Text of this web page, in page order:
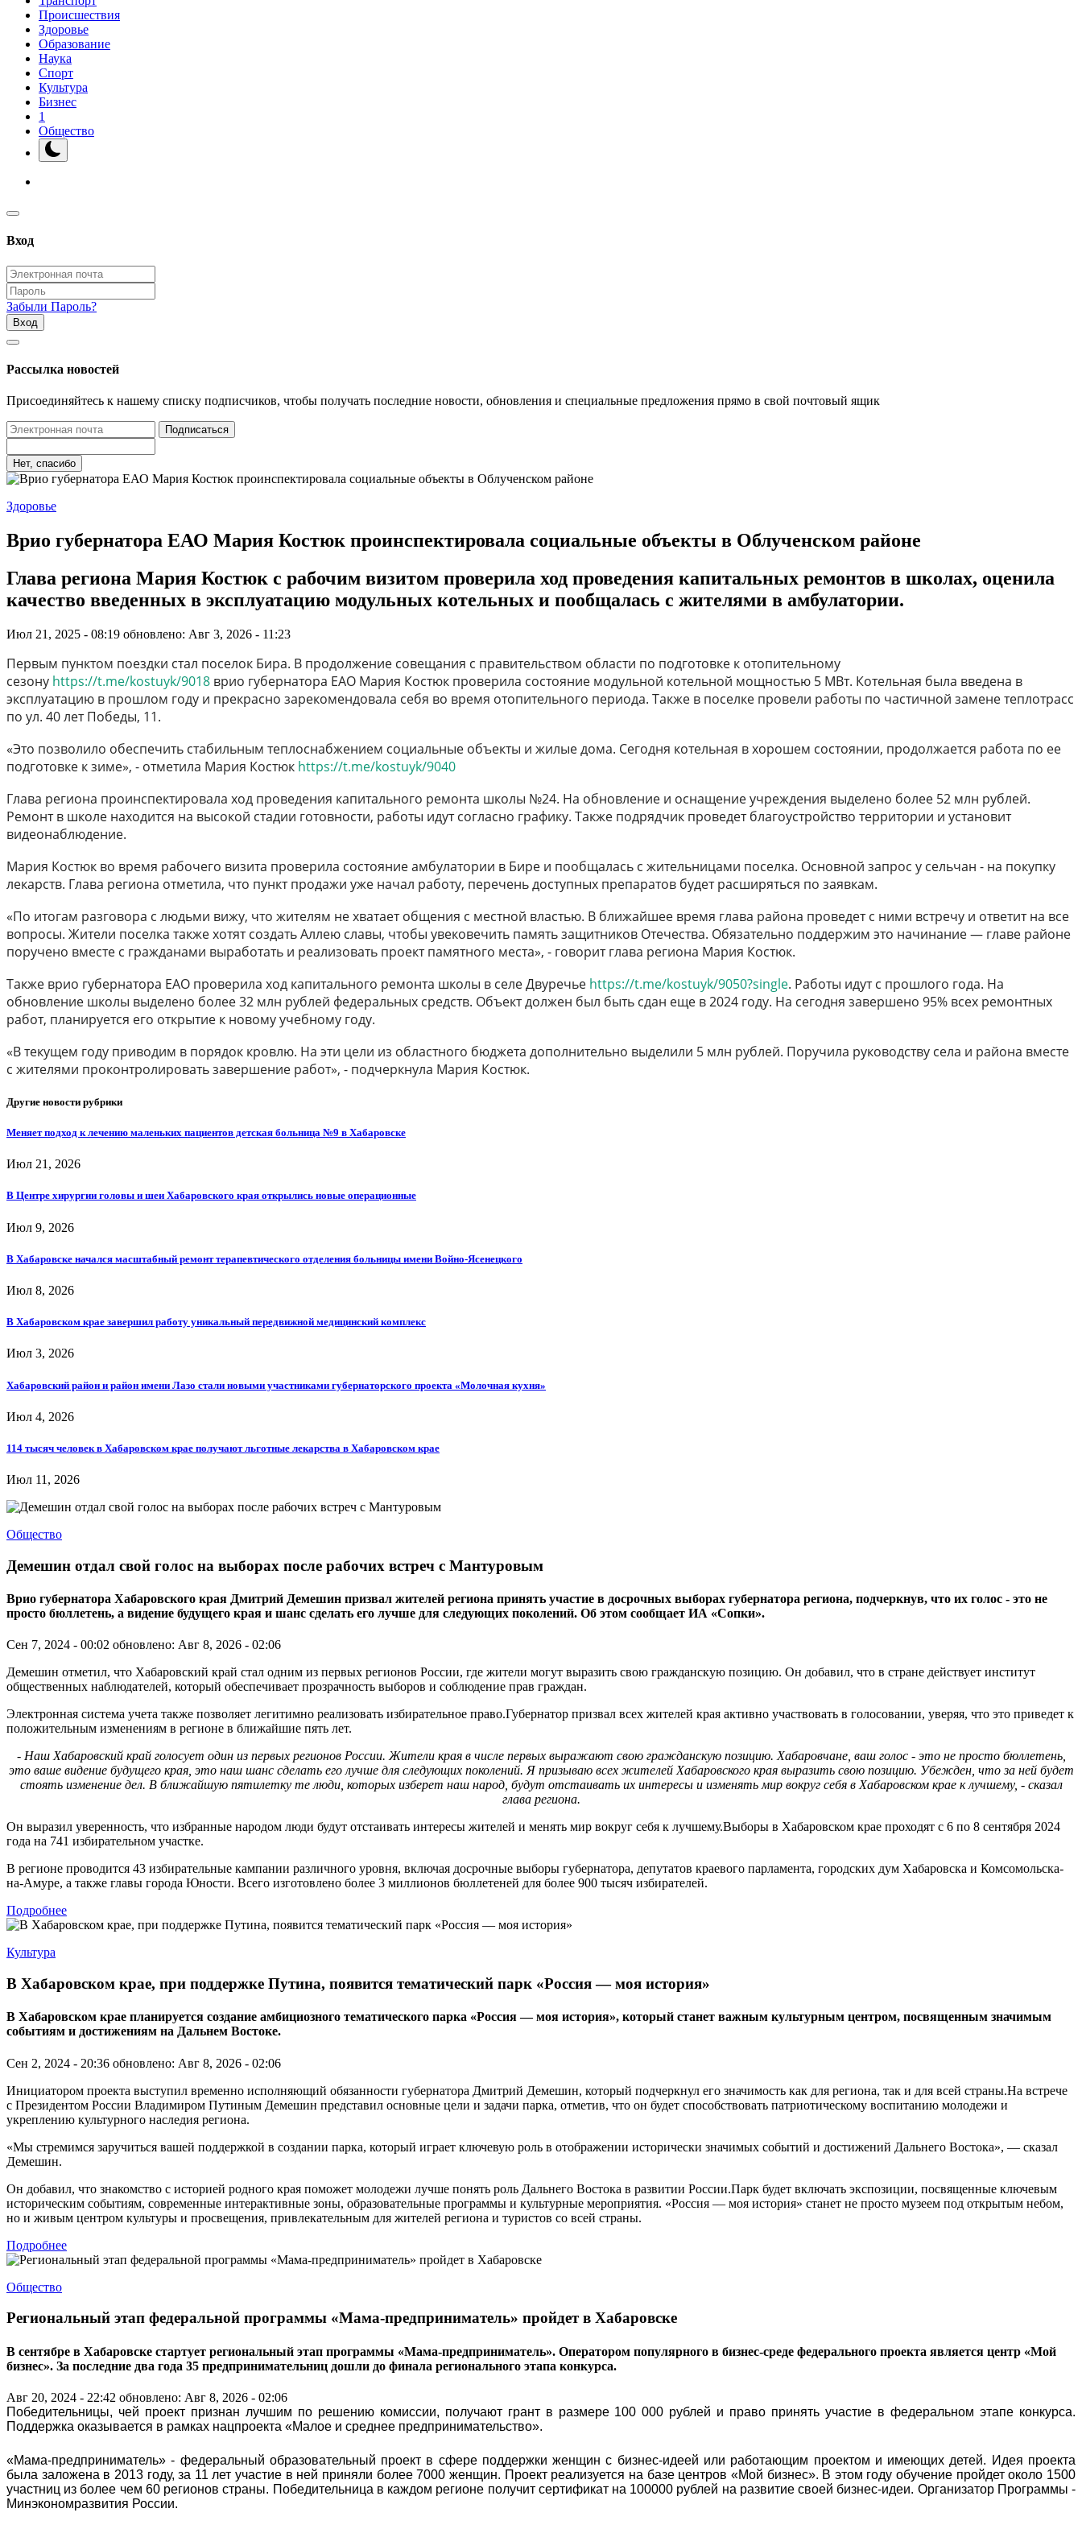
Происшествия
Здоровье
Образование
Наука
Спорт
Культура
Бизнес
1
Общество
Вход
Забыли Пароль?
Вход
Рассылка новостей
Присоединяйтесь к нашему списку подписчиков, чтобы получать последние новости, обновления и специальные предложения прямо в свой почтовый ящик
Подписаться
Нет, спасибо
Здоровье
Врио губернатора ЕАО Мария Костюк проинспектировала социальные объекты в Облученском районе
Глава региона Мария Костюк с рабочим визитом проверила ход проведения капитальных ремонтов в школах, оценила
качество введенных в эксплуатацию модульных котельных и пообщалась с жителями в амбулатории.
Июл 21, 2025 - 08:19 обновлено: Авг 3, 2026 - 11:23
Первым пунктом поездки стал поселок Бира. В продолжение совещания с правительством области по подготовке к отопительному
сезону https://t.me/kostuyk/9018 врио губернатора ЕАО Мария Костюк проверила состояние модульной котельной мощностью 5 МВт. Котельная была введена в
эксплуатацию в прошлом году и прекрасно зарекомендовала себя во время отопительного периода. Также в поселке провели работы по частичной замене теплотрасс
по ул. 40 лет Победы, 11.
«Это позволило обеспечить стабильным теплоснабжением социальные объекты и жилые дома. Сегодня котельная в хорошем состоянии, продолжается работа по ее
подготовке к зиме», - отметила Мария Костюк https://t.me/kostuyk/9040
Глава региона проинспектировала ход проведения капитального ремонта школы №24. На обновление и оснащение учреждения выделено более 52 млн рублей.
Ремонт в школе находится на высокой стадии готовности, работы идут согласно графику. Также подрядчик проведет благоустройство территории и установит
видеонаблюдение.
Мария Костюк во время рабочего визита проверила состояние амбулатории в Бире и пообщалась с жительницами поселка. Основной запрос у сельчан - на покупку
лекарств. Глава региона отметила, что пункт продажи уже начал работу, перечень доступных препаратов будет расширяться по заявкам.
«По итогам разговора с людьми вижу, что жителям не хватает общения с местной властью. В ближайшее время глава района проведет с ними встречу и ответит на все
вопросы. Жители поселка также хотят создать Аллею славы, чтобы увековечить память защитников Отечества. Обязательно поддержим это начинание — главе районе
поручено вместе с гражданами выработать и реализовать проект памятного места», - говорит глава региона Мария Костюк.
Также врио губернатора ЕАО проверила ход капитального ремонта школы в селе Двуречье https://t.me/kostuyk/9050?single. Работы идут с прошлого года. На
обновление школы выделено более 32 млн рублей федеральных средств. Объект должен был быть сдан еще в 2024 году. На сегодня завершено 95% всех ремонтных
работ, планируется его открытие к новому учебному году.
«В текущем году приводим в порядок кровлю. На эти цели из областного бюджета дополнительно выделили 5 млн рублей. Поручила руководству села и района вместе
с жителями проконтролировать завершение работ», - подчеркнула Мария Костюк.
Другие новости рубрики
Меняет подход к лечению маленьких пациентов детская больница №9 в Хабаровске
Июл 21, 2026
В Центре хирургии головы и шеи Хабаровского края открылись новые операционные
Июл 9, 2026
В Хабаровске начался масштабный ремонт терапевтического отделения больницы имени Войно-Ясенецкого
Июл 8, 2026
В Хабаровском крае завершил работу уникальный передвижной медицинский комплекс
Июл 3, 2026
Хабаровский район и район имени Лазо стали новыми участниками губернаторского проекта «Молочная кухня»
Июл 4, 2026
114 тысяч человек в Хабаровском крае получают льготные лекарства в Хабаровском крае
Июл 11, 2026
Общество
Демешин отдал свой голос на выборах после рабочих встреч с Мантуровым
Врио губернатора Хабаровского края Дмитрий Демешин призвал жителей региона принять участие в досрочных выборах губернатора региона, подчеркнув, что их голос - это не
просто бюллетень, а видение будущего края и шанс сделать его лучше для следующих поколений. Об этом сообщает ИА «Сопки».
Сен 7, 2024 - 00:02 обновлено: Авг 8, 2026 - 02:06
Демешин отметил, что Хабаровский край стал одним из первых регионов России, где жители могут выразить свою гражданскую позицию. Он добавил, что в стране действует институт
общественных наблюдателей, который обеспечивает прозрачность выборов и соблюдение прав граждан.
Электронная система учета также позволяет легитимно реализовать избирательное право.Губернатор призвал всех жителей края активно участвовать в голосовании, уверяя, что это приведет к
положительным изменениям в регионе в ближайшие пять лет.
- Наш Хабаровский край голосует один из первых регионов России. Жители края в числе первых выражают свою гражданскую позицию. Хабаровчане, ваш голос - это не просто бюллетень,
это ваше видение будущего края, это наш шанс сделать его лучше для следующих поколений. Я призываю всех жителей Хабаровского края выразить свою позицию. Убежден, что за ней будет
стоять изменение дел. В ближайшую пятилетку те люди, которых изберет наш народ, будут отстаивать их интересы и изменять мир вокруг себя в Хабаровском крае к лучшему, - сказал
глава региона.
Он выразил уверенность, что избранные народом люди будут отстаивать интересы жителей и менять мир вокруг себя к лучшему.Выборы в Хабаровском крае проходят с 6 по 8 сентября 2024
года на 741 избирательном участке.
В регионе проводится 43 избирательные кампании различного уровня, включая досрочные выборы губернатора, депутатов краевого парламента, городских дум Хабаровска и Комсомольска-
на-Амуре, а также главы города Юности. Всего изготовлено более 3 миллионов бюллетеней для более 900 тысяч избирателей.
Подробнее
Культура
В Хабаровском крае, при поддержке Путина, появится тематический парк «Россия — моя история»
В Хабаровском крае планируется создание амбициозного тематического парка «Россия — моя история», который станет важным культурным центром, посвященным значимым
событиям и достижениям на Дальнем Востоке.
Сен 2, 2024 - 20:36 обновлено: Авг 8, 2026 - 02:06
Инициатором проекта выступил временно исполняющий обязанности губернатора Дмитрий Демешин, который подчеркнул его значимость как для региона, так и для всей страны.На встрече
с Президентом России Владимиром Путиным Демешин представил основные цели и задачи парка, отметив, что он будет способствовать патриотическому воспитанию молодежи и
укреплению культурного наследия региона.
«Мы стремимся заручиться вашей поддержкой в создании парка, который играет ключевую роль в отображении исторически значимых событий и достижений Дальнего Востока», — сказал
Демешин.
Он добавил, что знакомство с историей родного края поможет молодежи лучше понять роль Дальнего Востока в развитии России.Парк будет включать экспозиции, посвященные ключевым
историческим событиям, современные интерактивные зоны, образовательные программы и культурные мероприятия. «Россия — моя история» станет не просто музеем под открытым небом,
но и живым центром культуры и просвещения, привлекательным для жителей региона и туристов со всей страны.
Подробнее
Общество
Региональный этап федеральной программы «Мама-предприниматель» пройдет в Хабаровске
В сентябре в Хабаровске стартует региональный этап программы «Мама-предприниматель». Оператором популярного в бизнес-среде федерального проекта является центр «Мой
бизнес». За последние два года 35 предпринимательниц дошли до финала регионального этапа конкурса.
Авг 20, 2024 - 22:42 обновлено: Авг 8, 2026 - 02:06
Победительницы, чей проект признан лучшим по решению комиссии, получают грант в размере 100 000 рублей и право принять участие в федеральном этапе конкурса.
Поддержка оказывается в рамках нацпроекта «Малое и среднее предпринимательство».
«Мама-предприниматель» - федеральный образовательный проект в сфере поддержки женщин с бизнес-идеей или работающим проектом и имеющих детей. Идея проекта
была заложена в 2013 году, за 11 лет участие в ней приняли более 7000 женщин. Проект реализуется на базе центров «Мой бизнес». В этом году обучение пройдет около 1500
участниц из более чем 60 регионов страны. Победительница в каждом регионе получит сертификат на 100000 рублей на развитие своей бизнес-идеи. Организатор Программы -
Минэкономразвития России.